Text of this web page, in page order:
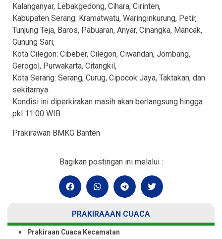
Kalanganyar, Lebakgedong, Cihara, Cirinten,
Kabupaten Serang: Kramatwatu, Waringinkurung, Petir,
Tunjung Teja, Baros, Pabuaran, Anyar, Cinangka, Mancak,
Gunung Sari,
Kota Cilegon: Cibeber, Cilegon, Ciwandan, Jombang,
Gerogol, Purwakarta, Citangkil,
Kota Serang: Serang, Curug, Cipocok Jaya, Taktakan, dan
sekitarnya.
Kondisi ini diperkirakan masih akan berlangsung hingga
pkl 11:00 WIB
Prakirawan BMKG Banten
Bagikan postingan ini melalui :
PRAKIRAAAN CUACA
Prakiraan Cuaca Kecamatan